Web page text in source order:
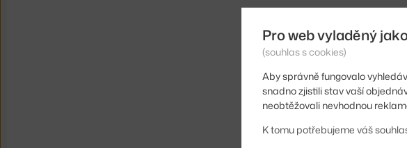
Pro web vyladěný
(souhlas s cookies)
Aby správně fungovalo
snadno zjistili stav vaší
neobtěžovali nevhodnou
K tomu potřebujeme váš